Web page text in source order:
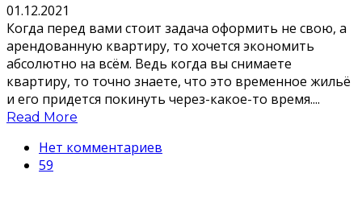
01.12.2021
Когда перед вами стоит задача оформить не свою, а
арендованную квартиру, то хочется экономить
абсолютно на всём. Ведь когда вы снимаете
квартиру, то точно знаете, что это временное жильё
и его придется покинуть через-какое-то время....
Read More
Нет комментариев
59